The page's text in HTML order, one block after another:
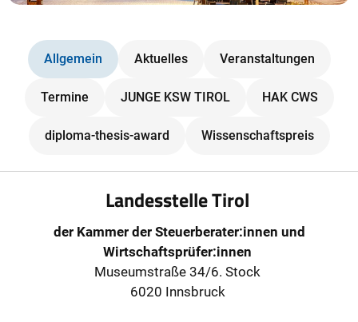
Allgemein Aktuelles Veranstaltungen
Termine JUNGE KSW TIROL HAK CWS
diploma-thesis-award Wissenschaftspreis
Landesstelle Tirol
der Kammer der Steuerberater:innen und
Wirtschaftsprüfer:innen
Museumstraße 34/6. Stock
6020 Innsbruck